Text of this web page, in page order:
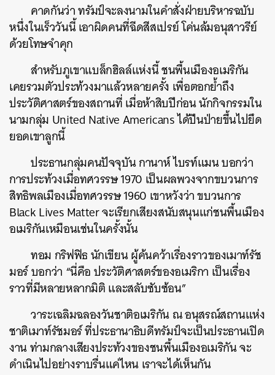
คาดกันว่าทรัมป์จะลงนามในคำสั่งฝ่ายบริหารฉบับ
หนึ่งในเร็ววันนี้เอาผิดคนที่ฉีดสีสเปรย์โค่นล้มอนุสาวรีย์
ด้วยโทษจำคุก
สำหรับภูเขาแบล็กฮิลล์แห่งนี้ชนพื้นเมืองอเมริกัน
เคยรวมตัวประท้วงมาแล้วหลายครั้ง เพื่อตอกย้ำถึง
ประวัติศาสตร์ของสถานที่เมื่อห้าสิบปีก่อนนักกิจกรรมใน
นามกลุ่ม United Native Americansได้ปีนป่ายขึ้นไปยึด
ยอดเขาลูกนี้
ประธานกลุ่มคนปัจจุบันกานาห์ไบรท์แมนบอกว่า
การประท้วงเมื่อทศวรรษ1970 เป็นผลพวงจากขบวนการ
สิทธิพลเมืองเมื่อทศวรรษ1960 เขาหวังว่าขบวนการ
Black Lives Matterจะเรียกเสียงสนับสนุนแก่ชนพื้นเมือง
อเมริกันเหมือนเช่นในครั้งนั้น
ทอมกริฟฟิธนักเขียนผู้ค้นคว้าเรื่องราวของเมาท์รัช
มอร์บอกว่า “นี่คือประวัติศาสตร์ของอเมริกา เป็นเรื่อง
ราวที่มีหลายหลากมิติและสลับซับซ้อน”
วาระเฉลิมฉลองวันชาติอเมริกันณอนุสรณ์สถานแห่ง
ชาติเมาท์รัชมอร์ที่ประธานาธิบดีทรัมป์จะเป็นประธานเปิด
งานท่ามกลางเสียงประท้วงของชนพื้นเมืองอเมริกันจะ
ดำเนินไปอย่างราบรื่นแค่ไหนเราจะได้เห็นกัน